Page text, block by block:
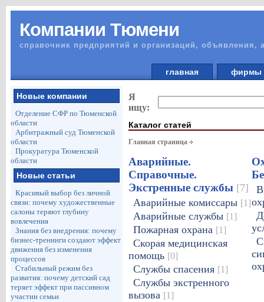
Компании Тюмени
справочник предприятий и организаций, объявления,
главная
Новые компании
Отделение СФР по Тюменской
области
Арбитражный суд Тюменской
области
Прокуратура Тюменской
области
Новые статьи
Красивый выбор без личной
связи: почему художественные
салоны теряют глубину
вовлечения
Знания без внедрения: почему
бизнес-тренинги создают эффект
движения без изменения
процессов
Стабильный режим без
развития: почему детский сад
теряет эффект при пассивном
участии семьи
Я
ищу:
Каталог статей
Главная страница
Аварийные.
Справочные.
Экстренные службы [7]
Аварийные комиссары [1]
Аварийные службы [1]
Пожарная охрана [1]
Скорая медицинская
помощь [0]
Службы спасения [1]
Службы экстренного
вызова [1]